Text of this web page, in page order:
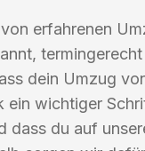
erfahrenen
dein Umzug
ein wichtiger
dass du auf